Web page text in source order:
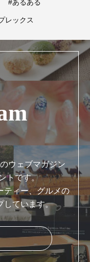
#あるある
レックス
ウェブマガジン
トです。
ティー、グルメの
しています。